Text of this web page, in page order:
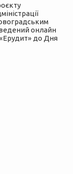
онлайн
«Ерудит» до Дня